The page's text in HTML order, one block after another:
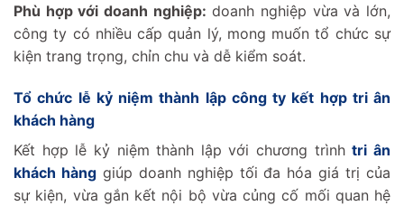
Phù hợp với doanh nghiệp: doanh nghiệp vừa và lớn,
công ty có nhiều cấp quản lý, mong muốn tổ chức sự
kiện trang trọng, chỉn chu và dễ kiểm soát.
Tổ chức lễ kỷ niệm thành lập công ty kết hợp tri ân
khách hàng
Kết hợp lễ kỷ niệm thành lập với chương trìnhtri ân
khách hànggiúp doanh nghiệp tối đa hóa giá trị của
sự kiện, vừa gắn kết nội bộ vừa củng cố mối quan hệ